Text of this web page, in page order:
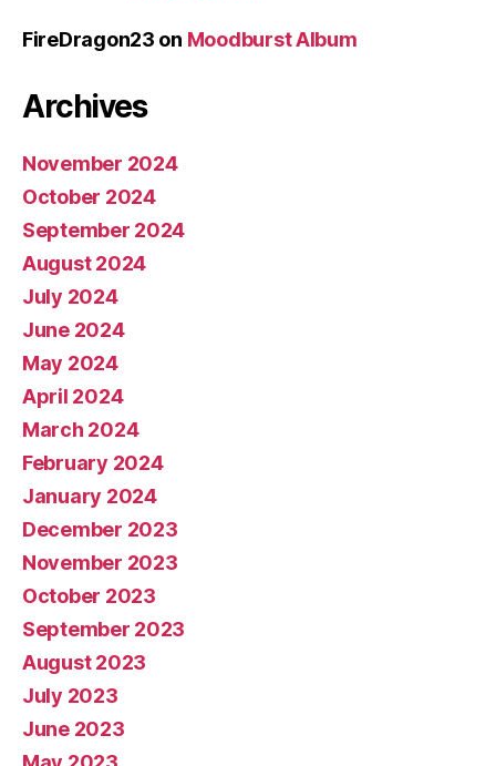
FireDragon23 on Moodburst Album
Archives
November 2024
October 2024
September 2024
August 2024
July 2024
June 2024
May 2024
April 2024
March 2024
February 2024
January 2024
December 2023
November 2023
October 2023
September 2023
August 2023
July 2023
June 2023